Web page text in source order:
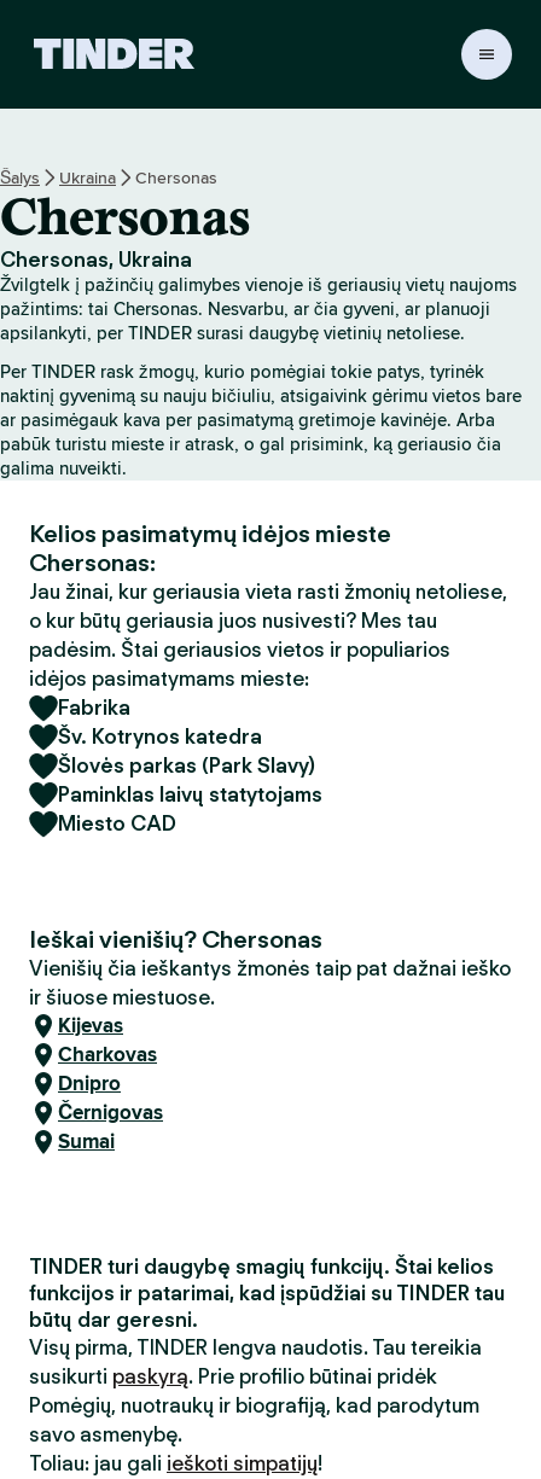
R
p
a
r
n
n
i
s
Šalys Ukraina Chersonas
Chersonas
Chersonas, Ukraina
Žvilgtelk į pažinčių galimybes vienoje iš geriausių vietų naujoms
pažintims: tai Chersonas. Nesvarbu, ar čia gyveni, ar planuoji
apsilankyti, per TINDER surasi daugybę vietinių netoliese.
Per TINDER rask žmogų, kurio pomėgiai tokie patys, tyrinėk
naktinį gyvenimą su nauju bičiuliu, atsigaivink gėrimu vietos bare
ar pasimėgauk kava per pasimatymą gretimoje kavinėje. Arba
pabūk turistu mieste ir atrask, o gal prisimink, ką geriausio čia
galima nuveikti.
Kelios pasimatymų idėjos mieste
Chersonas:
Jau žinai, kur geriausia vieta rasti žmonių netoliese,
o kur būtų geriausia juos nusivesti? Mes tau
padėsim. Štai geriausios vietos ir populiarios
idėjos pasimatymams mieste:
Fabrika
Šv. Kotrynos katedra
Šlovės parkas (Park Slavy)
Paminklas laivų statytojams
Miesto CAD
Ieškai vienišių? Chersonas
Vienišių čia ieškantys žmonės taip pat dažnai ieško
ir šiuose miestuose.
Kijevas
Charkovas
Dnipro
Černigovas
Sumai
TINDER turi daugybę smagių funkcijų. Štai kelios
funkcijos ir patarimai, kad įspūdžiai su TINDER tau
būtų dar geresni.
Visų pirma, TINDER lengva naudotis. Tau tereikia
susikurti paskyrą. Prie profilio būtinai pridėk
Pomėgių, nuotraukų ir biografiją, kad parodytum
savo asmenybę.
Toliau: jau gali ieškoti simpatijų!